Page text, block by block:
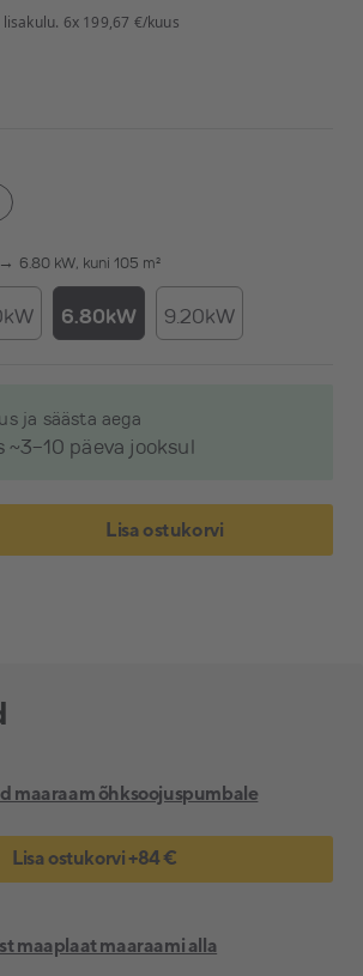
6x 199,67 €/kuus
6.80 kW, kuni 105 m²
6.80kW 9.20kW
ja säästa aega
~3-10 päeva jooksul
Lisa ostukorvi
maaraam õhksoojuspumbale
Lisa ostukorvi+84 €
maaplaat maaraami alla